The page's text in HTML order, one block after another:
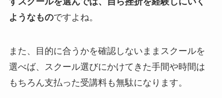
ようなものですよね。
また、目的に合うかを確認しないままスクールを
選べば、スクール選びにかけてきた手間や時間は
もちろん支払った受講料も無駄になります。